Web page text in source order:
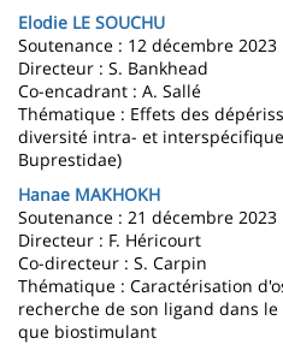
Elodie LE SOUCHU
Soutenance : 12 décembre 2023
Directeur : S. Bankhead
Co-encadrant : A. Sallé
Thématique : Effets des
diversité intra- et
Buprestidae)
Hanae MAKHOKH
Soutenance : 21 décembre 2023
Directeur : F. Héricourt
Co-directeur : S. Carpin
Thématique : Caractérisation
recherche de son ligand dans
que biostimulant